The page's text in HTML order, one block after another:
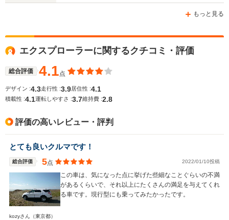
WLTCモード
燃費
もっと見る
エクスプローラーに関するクチコミ・評価
総合評価 4.1点
デザイン :4.3走行性 :3.9 居住性 :4.1
積載性 :4.1運転しやすさ :3.7維持費 :2.8
評価の高いレビュー・評判
とても良いクルマです！
総合評価 5点 2022/01/10投稿
この車は、気になった点に挙げた些細なことぐらいの不満
があるくらいで、それ以上にたくさんの満足を与えてくれ
る車です。現行型にも乗ってみたかったです。
kozyさん （東京都）